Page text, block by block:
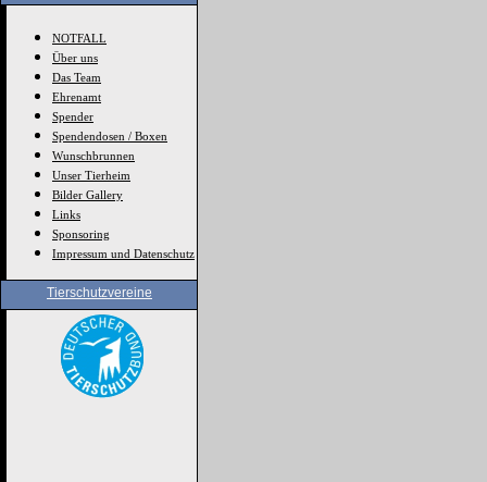
NOTFALL
Über uns
Das Team
Ehrenamt
Spender
Spendendosen / Boxen
Wunschbrunnen
Unser Tierheim
Bilder Gallery
Links
Sponsoring
Impressum und Datenschutz
Tierschutzvereine